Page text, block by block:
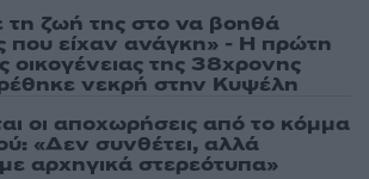
τη ζωή της στο να βοηθά
που είχαν ανάγκη» - Η πρώτη
οικογένειας της 38χρονης
νεκρή στην Κυψέλη
οι αποχωρήσεις από το κόμμα
«Δεν συνθέτει, αλλά
με αρχηγικά στερεότυπα»